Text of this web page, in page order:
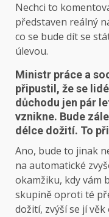
Nechci to
představen reálný
co se bude dít se
úlevou.
Ministr práce a
připustil, že se
důchodu jen pár
vznikne. Bude
délce dožití. To
Ano, bude to jinak
na automatické
okamžiku, kdy vám
skupině oproti té
dožití, zvýší se jí